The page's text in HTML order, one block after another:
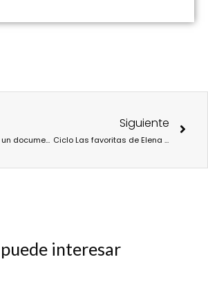
La mala familia, un documental que aborda el fantasma del pasado y la figura de la cárcel
Siguiente
Ciclo Las favoritas de Elena López Riera proyecta Trenque Lauquen y Mato Seco en Chamas
interesar